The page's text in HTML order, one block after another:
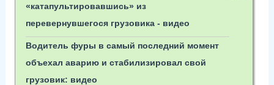
«катапультировавшись» из
перевернувшегося грузовика - видео
Водитель фуры в самый последний момент
объехал аварию и стабилизировал свой
грузовик: видео